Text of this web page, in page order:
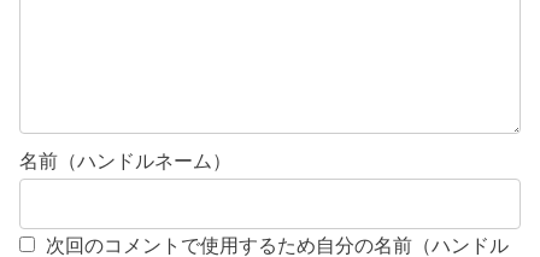
名前（ハンドルネーム）
次回のコメントで使用するため自分の名前（ハンドル